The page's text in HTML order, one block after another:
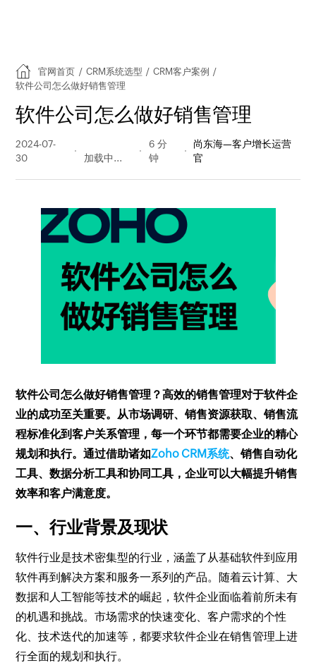
官网首页 / CRM系统选型 / CRM客户案例 /
软件公司怎么做好销售管理
软件公司怎么做好销售管理
2024-07-
30
量
6 分
钟
尚东海—客户增长运营
官
软件公司怎么做好销售管理？高效的销售管理对于软件企
业的成功至关重要。从市场调研、销售资源获取、销售流
程标准化到客户关系管理，每一个环节都需要企业的精心
规划和执行。通过借助诸如Zoho CRM系统、销售自动化
工具、数据分析工具和协同工具，企业可以大幅提升销售
效率和客户满意度。
一、行业背景及现状
软件行业是技术密集型的行业，涵盖了从基础软件到应用
软件再到解决方案和服务一系列的产品。随着云计算、大
数据和人工智能等技术的崛起，软件企业面临着前所未有
的机遇和挑战。市场需求的快速变化、客户需求的个性
化、技术迭代的加速等，都要求软件企业在销售管理上进
行全面的规划和执行。